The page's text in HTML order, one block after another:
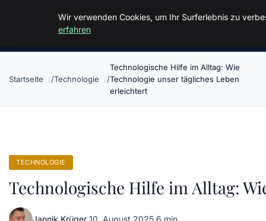
Malzminden
Startseite Technologie
Technologische Hilfe im Alltag: Wie
Technologie unser tägliches Leben
erleichtert
TECHNOLOGIE
Technologische Hilfe im Alltag:
Jannik Krüger·10. August 2025·6 min
Wir verwenden Cookies, um Ihr Surferlebnis zu
erfahren